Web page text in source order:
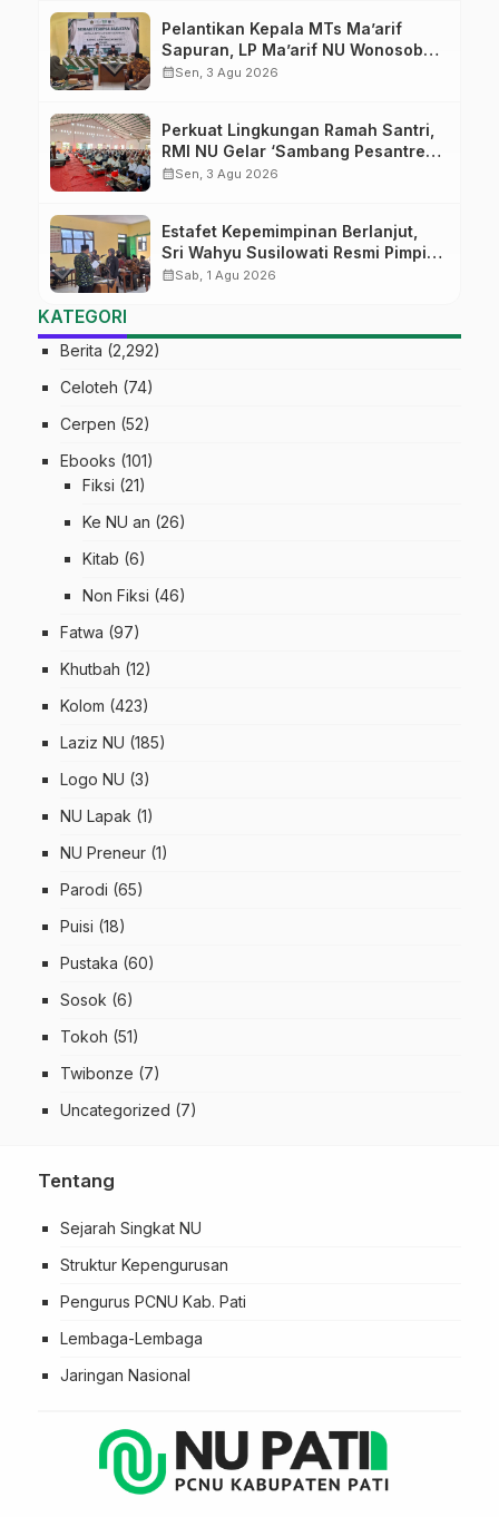
Pelantikan Kepala MTs Ma’arif
Sapuran, LP Ma’arif NU Wonosobo
Tekankan Lima Amanah
calendar_monthSen, 3 Agu 2026
Perkuat Lingkungan Ramah Santri,
RMI NU Gelar ‘Sambang Pesantren’
di Pati
calendar_monthSen, 3 Agu 2026
Estafet Kepemimpinan Berlanjut,
Sri Wahyu Susilowati Resmi Pimpin
MTs Ma’arif Sapuran
calendar_monthSab, 1 Agu 2026
KATEGORI
Berita (2,292)
Celoteh (74)
Cerpen (52)
Ebooks (101)
Fiksi (21)
Ke NU an (26)
Kitab (6)
Non Fiksi (46)
Fatwa (97)
Khutbah (12)
Kolom (423)
Laziz NU (185)
Logo NU (3)
NU Lapak (1)
NU Preneur (1)
Parodi (65)
Puisi (18)
Pustaka (60)
Sosok (6)
Tokoh (51)
Twibonze (7)
Uncategorized (7)
Tentang
Sejarah Singkat NU
Struktur Kepengurusan
Pengurus PCNU Kab. Pati
Lembaga-Lembaga
Jaringan Nasional